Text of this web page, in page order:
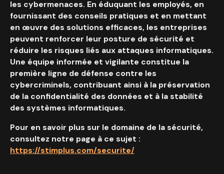
les cybermenaces. En éduquant les employés, en
fournissant des conseils pratiques et en mettant
en œuvre des solutions efficaces, les entreprises
peuvent renforcer leur posture de sécurité et
réduire les risques liés aux attaques informatiques.
Une équipe informée et vigilante constitue la
première ligne de défense contre les
cybercriminels, contribuant ainsi à la préservation
de la confidentialité des données et à la stabilité
des systèmes informatiques.
Pour en savoir plus sur le domaine de la sécurité,
consultez notre page à ce sujet :
https://stimplus.com/securite/